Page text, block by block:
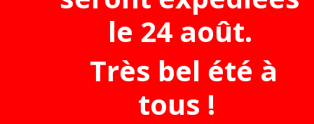
le 24 août.
Très bel été à
tous !